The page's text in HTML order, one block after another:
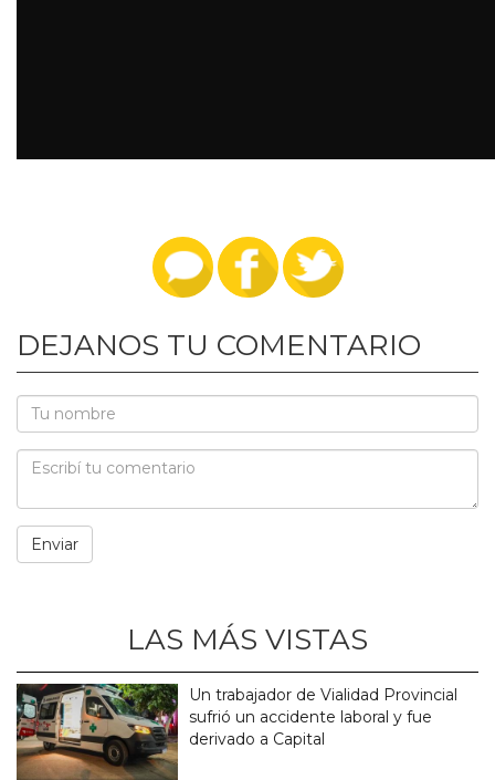
DEJANOS TU COMENTARIO
LAS MÁS VISTAS
Un trabajador de Vialidad Provincial
sufrió un accidente laboral y fue
derivado a Capital